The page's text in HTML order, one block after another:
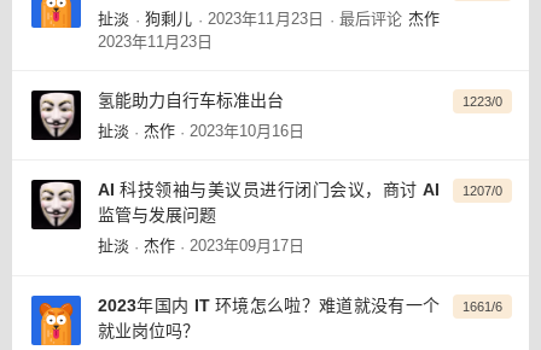
扯淡 · 狗剩儿 · 2023年11月23日 · 最后评论 杰作
2023年11月23日
氢能助力自行车标准出台
扯淡 · 杰作 · 2023年10月16日
1223/0
AI 科技领袖与美议员进行闭门会议，商讨 AI
监管与发展问题
扯淡 · 杰作 · 2023年09月17日
1207/0
2023年国内 IT 环境怎么啦？难道就没有一个
就业岗位吗？
1661/6